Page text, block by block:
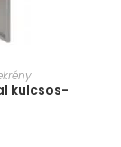
kulcsos-